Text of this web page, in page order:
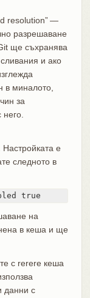
resolution” —
разрешаване
ще съхранява
и ако
в миналото,
за
него.
е
следното в
true
на
в кеша и ще
с rerere кеша
данни с